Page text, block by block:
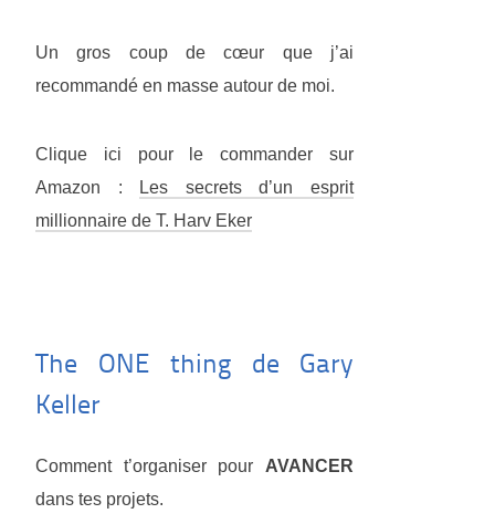
Un gros coup de cœur que j’ai
recommandé en masse autour de moi.
Clique ici pour le commander sur
Amazon :
Les secrets d’un esprit
millionnaire de T. Harv Eker
The ONE thing de Gary
Keller
Comment t’organiser pour AVANCER
dans tes projets.